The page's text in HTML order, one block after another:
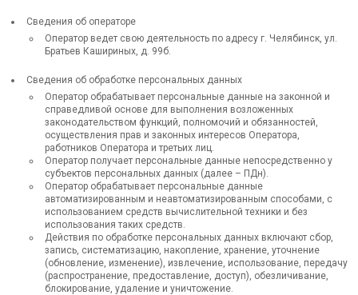
Сведения об операторе
Оператор ведет свою деятельность по адресу г. Челябинск, ул.
Братьев Кашириных, д. 99б.
Сведения об обработке персональных данных
Оператор обрабатывает персональные данные на законной и
справедливой основе для выполнения возложенных
законодательством функций, полномочий и обязанностей,
осуществления прав и законных интересов Оператора,
работников Оператора и третьих лиц.
Оператор получает персональные данные непосредственно у
субъектов персональных данных (далее – ПДн).
Оператор обрабатывает персональные данные
автоматизированным и неавтоматизированным способами, с
использованием средств вычислительной техники и без
использования таких средств.
Действия по обработке персональных данных включают сбор,
запись, систематизацию, накопление, хранение, уточнение
(обновление, изменение), извлечение, использование, передачу
(распространение, предоставление, доступ), обезличивание,
блокирование, удаление и уничтожение.